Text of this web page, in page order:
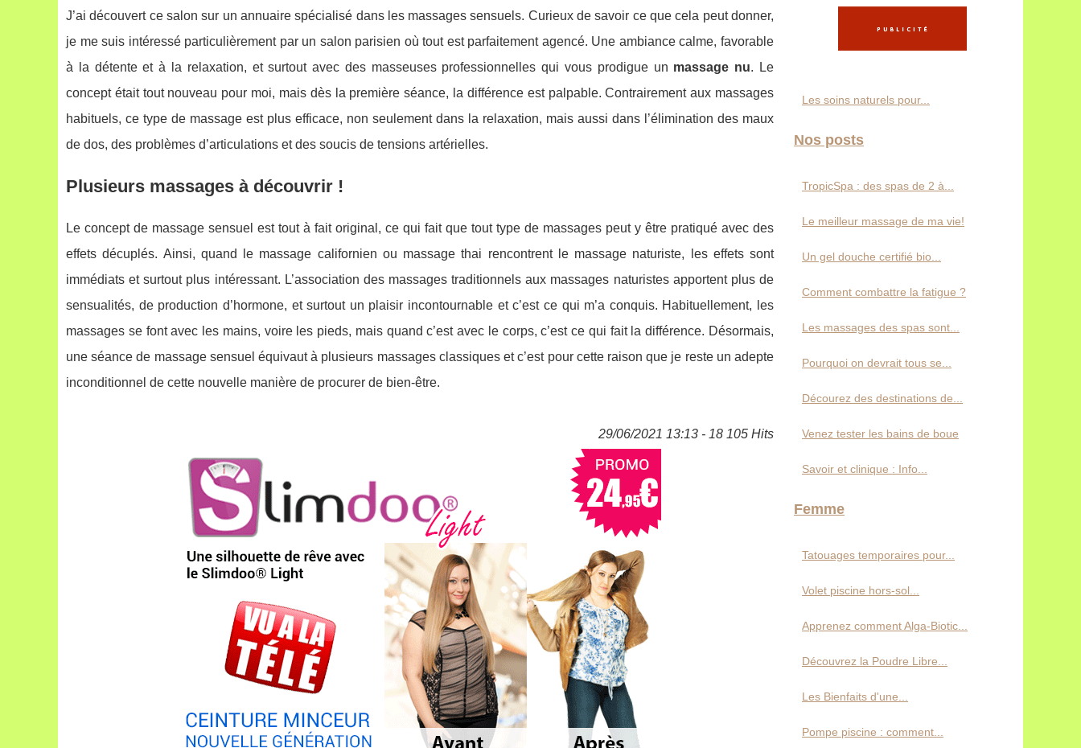
J’ai découvert ce salon sur un annuaire spécialisé dans les massages sensuels. Curieux de savoir ce que cela peut donner,
je me suis intéressé particulièrement par un salon parisien où tout est parfaitement agencé. Une ambiance calme, favorable
à la détente et à la relaxation, et surtout avec des masseuses professionnelles qui vous prodigue un massage nu. Le
concept était tout nouveau pour moi, mais dès la première séance, la différence est palpable. Contrairement aux massages
habituels, ce type de massage est plus efficace, non seulement dans la relaxation, mais aussi dans l’élimination des maux
de dos, des problèmes d’articulations et des soucis de tensions artérielles.
Plusieurs massages à découvrir !
Le concept de massage sensuel est tout à fait original, ce qui fait que tout type de massages peut y être pratiqué avec des
effets décuplés. Ainsi, quand le massage californien ou massage thai rencontrent le massage naturiste, les effets sont
immédiats et surtout plus intéressant. L’association des massages traditionnels aux massages naturistes apportent plus de
sensualités, de production d’hormone, et surtout un plaisir incontournable et c’est ce qui m’a conquis. Habituellement, les
massages se font avec les mains, voire les pieds, mais quand c’est avec le corps, c’est ce qui fait la différence. Désormais,
une séance de massage sensuel équivaut à plusieurs massages classiques et c’est pour cette raison que je reste un adepte
inconditionnel de cette nouvelle manière de procurer de bien-être.
29/06/2021 13:13 - 18 105 Hits
Les soins naturels pour...
Nos posts
TropicSpa : des spas de 2 à...
Le meilleur massage de ma vie!
Un gel douche certifié bio...
Comment combattre la fatigue ?
Les massages des spas sont...
Pourquoi on devrait tous se...
Décourez des destinations de...
Venez tester les bains de boue
Savoir et clinique : Info...
Femme
Tatouages temporaires pour...
Volet piscine hors-sol...
Apprenez comment Alga-Biotic...
Découvrez la Poudre Libre...
Les Bienfaits d'une...
Pompe piscine : comment...